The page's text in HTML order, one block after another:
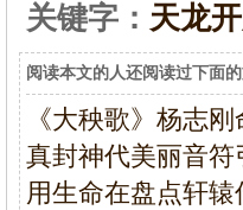
关键字： 天龙
阅读本文的人还阅读过下面
《大秧歌》杨志
真封神代美丽音符
用生命在盘点轩辕